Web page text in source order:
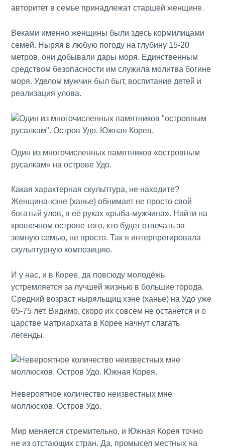
авторитет в семье принадлежат старшей женщине.
Веками именно женщины были здесь кормилицами
семей. Ныряя в любую погоду на глубину 15-20
метров, они добывали дары моря. Единственным
средством безопасности им служила молитва богине
моря. Уделом мужчин был быт, воспитание детей и
реализация улова.
Один из многочисленных памятников «островным
русалкам» на острове Удо.
Какая характерная скульптура, не находите?
Женщина-хэне (ханье) обнимает не просто свой
богатый улов, в её руках «рыба-мужчина». Найти на
крошечном острове того, кто будет отвечать за
земную семью, не просто. Так я интерпретировала
скульптурную композицию.
И у нас, и в Корее, да повсюду молодёжь
устремляется за лучшей жизнью в большие города.
Средний возраст ныряльщиц хэне (ханье) на Удо уже
65-75 лет. Видимо, скоро их совсем не останется и о
царстве матриархата в Корее начнут слагать
легенды.
Невероятное количество неизвестных мне
моллюсков. Остров Удо.
Мир меняется стремительно, и Южная Корея точно
не из отстающих стран. Да, промысел местных на